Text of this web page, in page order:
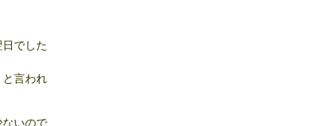
でした
と言われ
ないので